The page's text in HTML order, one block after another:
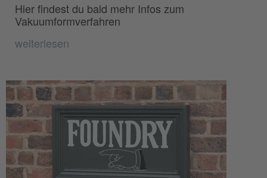
Hier findest du bald mehr Infos zum
Vakuumformverfahren
weiterlesen